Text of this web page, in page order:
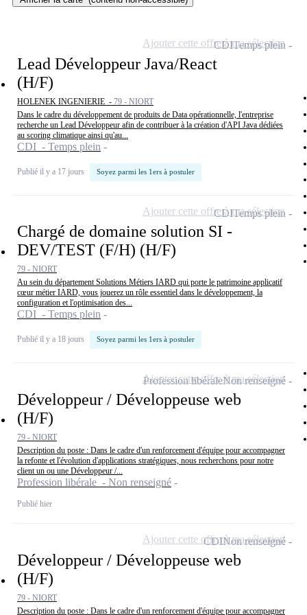
Lead Développeur Java/React
(H/F)
HOLENEK INGENIERIE - 79 - NIORT
Dans le cadre du développement de produits de Data opérationnelle, l'entreprise
recherche un Lead Développeur afin de contribuer à la création d'API Java dédiées
au scoring climatique ainsi qu'au...
CDI - Temps plein
Publié il y a 17 jours Soyez parmi les 1ers à postuler
CDITemps plein
Ajouter cette offre à ma sélection
Chargé de domaine solution SI -
DEV/TEST (F/H) (H/F)
79 - NIORT
Au sein du département Solutions Métiers IARD qui porte le patrimoine applicatif
cœur métier IARD, vous jouerez un rôle essentiel dans le développement, la
configuration et l'optimisation des...
CDI - Temps plein
Publié il y a 18 jours Soyez parmi les 1ers à postuler
CDITemps plein
Ajouter cette offre à ma sélection
Développeur / Développeuse web
(H/F)
79 - NIORT
Description du poste : Dans le cadre d'un renforcement d'équipe pour accompagner
la refonte et l'évolution d'applications stratégiques, nous recherchons pour notre
client un ou une Développeur /...
Profession libérale - Non renseigné
Publié hier
Profession libéraleNon renseigné
Ajouter cette offre à ma sélection
Développeur / Développeuse web
(H/F)
79 - NIORT
Description du poste : Dans le cadre d'un renforcement d'équipe pour accompagner
CDINon renseigné
Ajouter cette offre à ma sélection